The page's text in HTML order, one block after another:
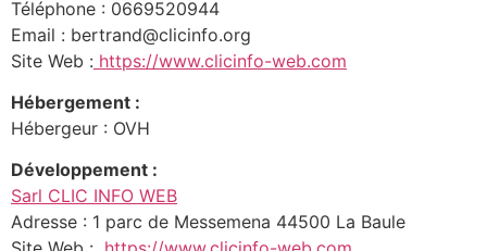
Téléphone : 0669520944
Email : bertrand@clicinfo.org
Site Web : https://www.clicinfo-web.com
Hébergement :
Hébergeur : OVH
Développement :
Sarl CLIC INFO WEB
Adresse : 1 parc de Messemena 44500 La Baule